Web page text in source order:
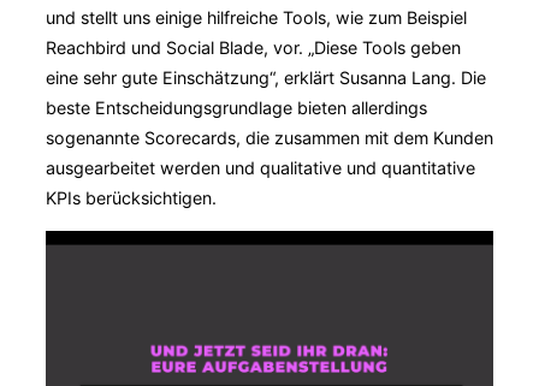
und stellt uns einige hilfreiche Tools, wie zum Beispiel
Reachbird und Social Blade, vor. „Diese Tools geben
eine sehr gute Einschätzung“, erklärt Susanna Lang. Die
beste Entscheidungsgrundlage bieten allerdings
sogenannte Scorecards, die zusammen mit dem Kunden
ausgearbeitet werden und qualitative und quantitative
KPIs berücksichtigen.